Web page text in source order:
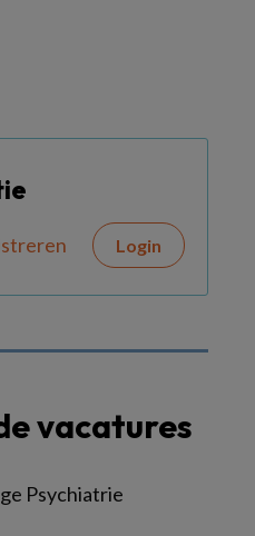
Login
vacatures
Psychiatrie